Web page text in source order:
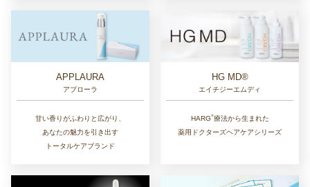
APPLAURA
アプローラ
甘い香りがふわりと広がり、
あなたの魅力を引き出す
トータルケアブランド
HG MD®
エイチジーエムディ
HARG®︎療法から生まれた
薬用ドクターズヘアケアシリーズ